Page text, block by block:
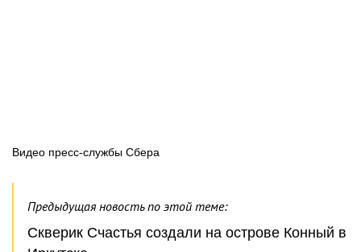
Видео пресс-службы Сбера
Предыдущая новость по этой теме:
Скверик Счастья создали на острове Конный в